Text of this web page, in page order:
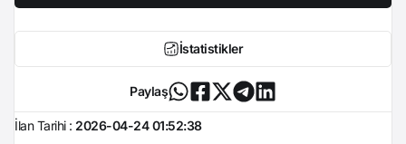
İstatistikler
Paylaş
İlan Tarihi : 2026-04-24 01:52:38